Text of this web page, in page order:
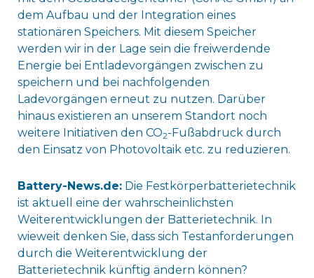
dem Aufbau und der Integration eines
stationären Speichers. Mit diesem Speicher
werden wir in der Lage sein die freiwerdende
Energie bei Entladevorgängen zwischen zu
speichern und bei nachfolgenden
Ladevorgängen erneut zu nutzen. Darüber
hinaus existieren an unserem Standort noch
weitere Initiativen den CO2-Fußabdruck durch
den Einsatz von Photovoltaik etc. zu reduzieren.
Battery-News.de:Die Festkörperbatterietechnik
ist aktuell eine der wahrscheinlichsten
Weiterentwicklungen der Batterietechnik. In
wieweit denken Sie, dass sich Testanforderungen
durch die Weiterentwicklung der
Batterietechnik künftig ändern können?